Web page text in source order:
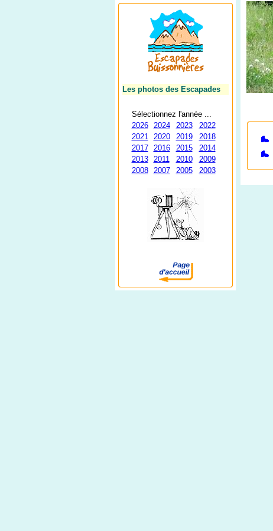
Les photos des Escapades
Sélectionnez l'année ...
2026
2024 2023
2022
2021
2020 2019
2018
2017
2016 2015
2014
2013
2011 2010
2009
2008
2007 2005 2003